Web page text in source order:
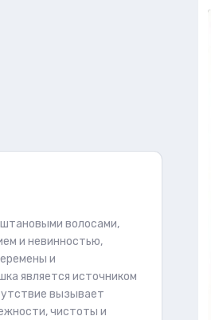
волосами,
и невинностью,
и
является источником
вызывает
чистоты и